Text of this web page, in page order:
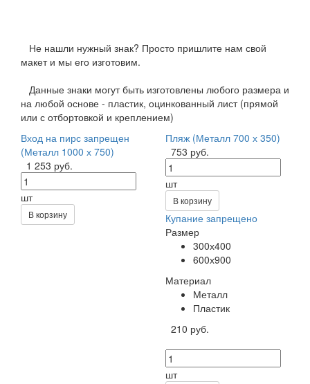
Не нашли нужный знак? Просто пришлите нам свой
макет и мы его изготовим.
Данные знаки могут быть изготовлены любого размера и
на любой основе - пластик, оцинкованный лист (прямой
или с отбортовкой и креплением)
Вход на пирс запрещен
(Металл 1000 х 750)
1 253 руб.
шт
В корзину
Пляж (Металл 700 х 350)
753 руб.
шт
В корзину
Купание запрещено
Размер
300х400
600х900
Материал
Металл
Пластик
210 руб.
шт